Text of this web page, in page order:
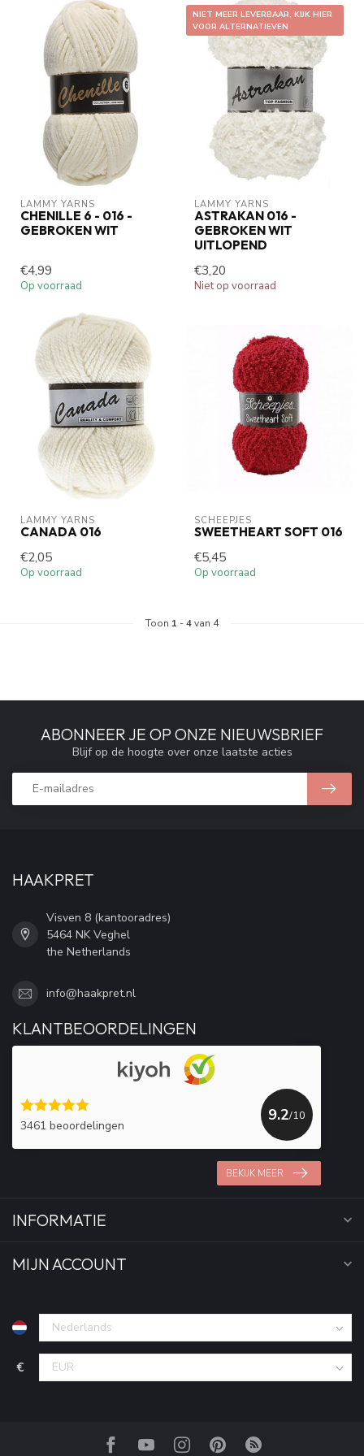
LAMMY YARNS
CHENILLE 6 - 016 -
GEBROKEN WIT
€4,99
Op voorraad
NIET MEER LEVERBAAR, KIJK HIER
VOOR ALTERNATIEVEN
LAMMY YARNS
ASTRAKAN 016 -
GEBROKEN WIT
UITLOPEND
€3,20
Niet op voorraad
LAMMY YARNS
CANADA 016
€2,05
Op voorraad
SCHEEPJES
SWEETHEART SOFT 016
€5,45
Op voorraad
Toon 1 -4van 4
ABONNEER JE OP ONZE NIEUWSBRIEF
Blijf op de hoogte over onze laatste acties
HAAKPRET
Visven 8 (kantooradres)
5464 NK Veghel
the Netherlands
info@haakpret.nl
KLANTBEOORDELINGEN
3461 beoordelingen
9.2/10
BEKIJK MEER
INFORMATIE
MIJN ACCOUNT
€